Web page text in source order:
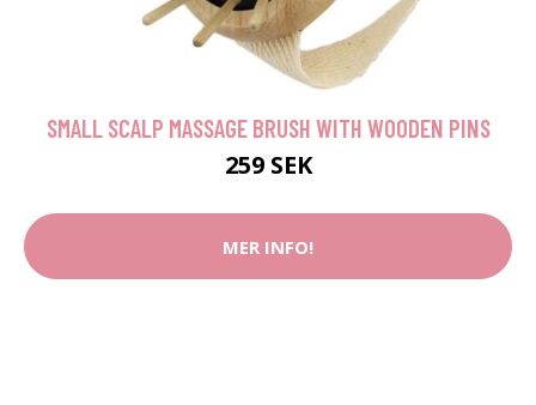
SMALL SCALP MASSAGE BRUSH WITH WOODEN PINS
259 SEK
MER INFO!